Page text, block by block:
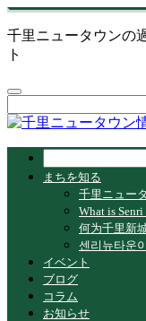
千里ニュータウンの
ト
まちを知る
千里ニュー
What is
何为千里新
센리뉴타운
イベント
ブログ
コラム
お知らせ